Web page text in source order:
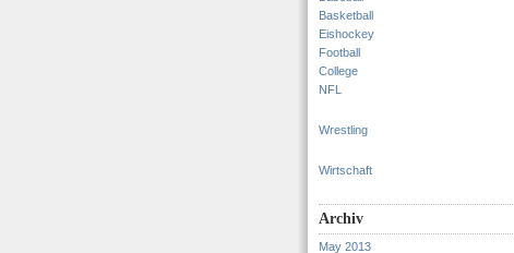
Basketball
Eishockey
Football
College
NFL
Wrestling
Wirtschaft
Archiv
May 2013